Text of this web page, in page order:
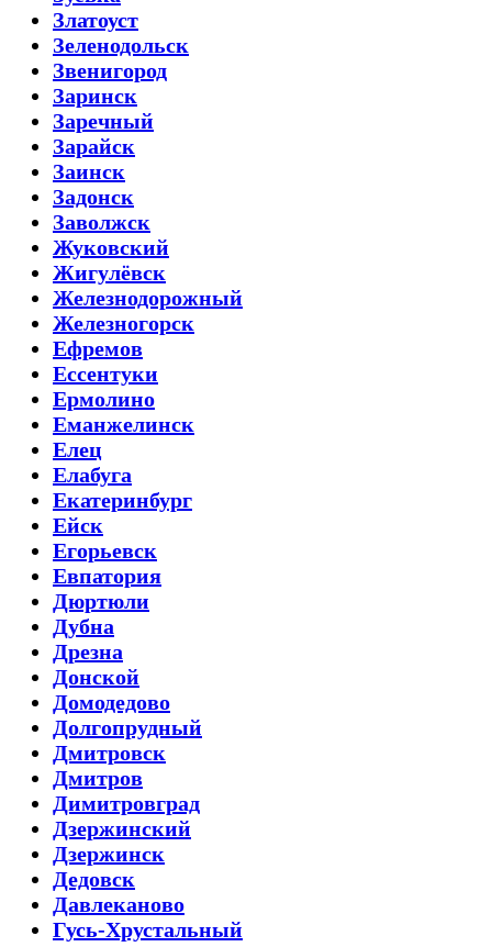
Златоуст
Зеленодольск
Звенигород
Заринск
Заречный
Зарайск
Заинск
Задонск
Заволжск
Жуковский
Жигулёвск
Железнодорожный
Железногорск
Ефремов
Ессентуки
Ермолино
Еманжелинск
Елец
Елабуга
Екатеринбург
Ейск
Егорьевск
Евпатория
Дюртюли
Дубна
Дрезна
Донской
Домодедово
Долгопрудный
Дмитровск
Дмитров
Димитровград
Дзержинский
Дзержинск
Дедовск
Давлеканово
Гусь-Хрустальный